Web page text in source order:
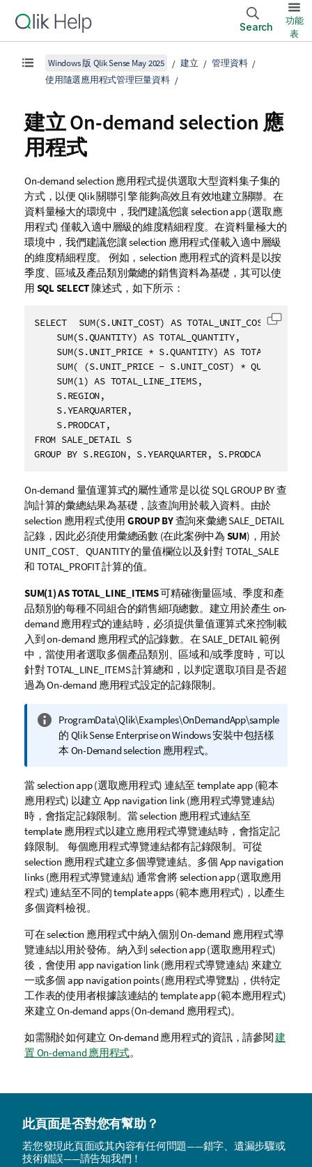
Search
功能
表
Windows 版 Qlik Sense May 2025 建立
管理資料
使用隨選應用程式管理巨量資料
建立 On-demand selection 應
用程式
On-demand selection 應用程式提供選取大型資料集子集的
方式，以便 Qlik 關聯引擎能夠高效且有效地建立關聯。在
資料量極大的環境中，我們建議您讓 selection app (選取應
用程式) 僅載入適中層級的維度精細程度。在資料量極大的
環境中，我們建議您讓 selection 應用程式僅載入適中層級
的維度精細程度。 例如，selection 應用程式的資料是以按
季度、區域及產品類別彙總的銷售資料為基礎，其可以使
用 SQL SELECT陳述式，如下所示：
SELECT 	SUM(S.UNIT_COST) AS TOTAL_UNIT_COST,
FROM SALE_DETAIL S
GROUP BY S.REGION, S.YEARQUARTER, S.PRODCAT
將代碼
On-demand 量值運算式的屬性通常是以從SQL GROUP BY查
詢計算的彙總結果為基礎，該查詢用於載入資料。由於
selection 應用程式使用 GROUP BY查詢來彙總SALE_DETAIL
記錄，因此必須使用彙總函數 (在此案例中為 SUM)，用於
UNIT_COST、 QUANTITY的量值欄位以及針對TOTAL_SALE
和 TOTAL_PROFIT計算的值。
SUM(1) AS TOTAL_LINE_ITEMS可精確衡量區域、季度和產
品類別的每種不同組合的銷售細項總數。建立用於產生 on-
demand 應用程式的連結時，必須提供量值運算式來控制載
入到 on-demand 應用程式的記錄數。在SALE_DETAIL範例
中，當使用者選取多個產品類別、區域和/或季度時，可以
針對TOTAL_LINE_ITEMS計算總和，以判定選取項目是否超
過為 On-demand 應用程式設定的記錄限制。
資
訊
備
ProgramData\Qlik\Examples\OnDemandApp\sample
的 Qlik Sense Enterprise on Windows安裝中包括樣
本 On-Demand selection 應用程式。
當 selection app (選取應用程式) 連結至 template app (範本
應用程式) 以建立 App navigation link (應用程式導覽連結)
時，會指定記錄限制。當 selection 應用程式連結至
template 應用程式以建立應用程式導覽連結時，會指定記
錄限制。 每個應用程式導覽連結都有記錄限制。可從
selection 應用程式建立多個導覽連結。多個 App navigation
links (應用程式導覽連結) 通常會將 selection app (選取應用
程式) 連結至不同的 template apps (範本應用程式)，以產生
多個資料檢視。
可在 selection 應用程式中納入個別 On-demand 應用程式導
覽連結以用於發佈。納入到 selection app (選取應用程式)
後，會使用 app navigation link (應用程式導覽連結) 來建立
一或多個 app navigation points (應用程式導覽點)，供特定
工作表的使用者根據該連結的 template app (範本應用程式)
來建立 On-demand apps (On-demand 應用程式)。
如需關於如何建立 On-demand 應用程式的資訊，請參閱建
置 On-demand 應用程式。
此頁面是否對您有幫助？
若您發現此頁面或其內容有任何問題——錯字、遺漏步驟或
技術錯誤——請告知我們！